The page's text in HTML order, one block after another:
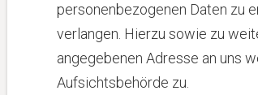
personenbezogenen Daten zu
verlangen. Hierzu sowie zu
angegebenen Adresse an uns
Aufsichtsbehörde zu.